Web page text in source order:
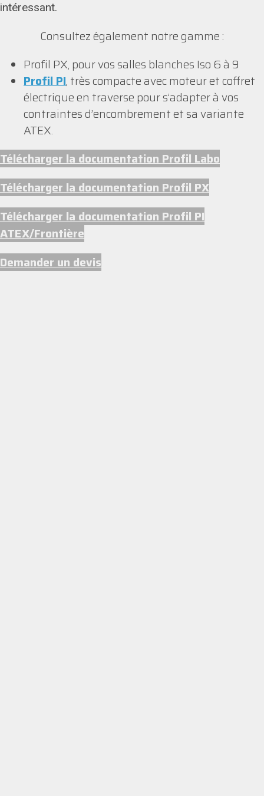
intéressant.
Consultez également notre gamme :
Profil PX, pour vos salles blanches Iso 6 à 9
Profil PI, très compacte avec moteur et coffret
électrique en traverse pour s’adapter à vos
contraintes d’encombrement et sa variante
ATEX.
Télécharger la documentation Profil Labo
Télécharger la documentation Profil PX
Télécharger la documentation Profil PI
ATEX/Frontière
Demander un devis